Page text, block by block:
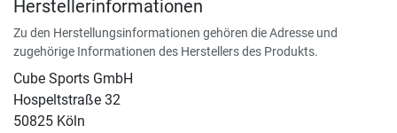
Herstellerinformationen
Zu den Herstellungsinformationen gehören die Adresse und
zugehörige Informationen des Herstellers des Produkts.
Cube Sports GmbH
Hospeltstraße 32
50825 Köln